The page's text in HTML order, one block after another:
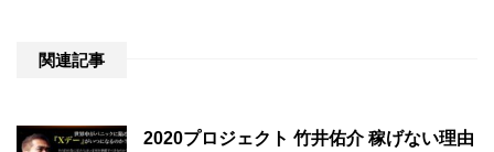
関連記事
2020プロジェクト 竹井佑介 稼げない理由